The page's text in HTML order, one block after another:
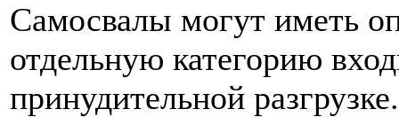
Самосвалы могут иметь
отдельную категорию
принудительной разгрузке.